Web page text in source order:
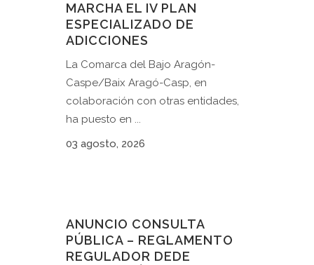
MARCHA EL IV PLAN
ESPECIALIZADO DE
ADICCIONES
La Comarca del Bajo Aragón-
Caspe/Baix Aragó-Casp, en
colaboración con otras entidades,
ha puesto en ...
03 agosto, 2026
ANUNCIO CONSULTA
PÚBLICA – REGLAMENTO
REGULADOR DEDE